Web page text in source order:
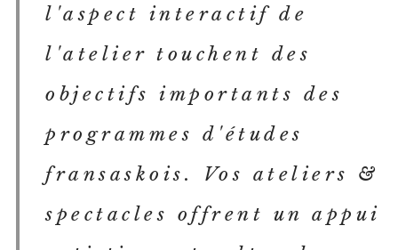
l'aspect interactif de
l'atelier touchent des
objectifs importants des
programmes d'études
fransaskois. Vos ateliers &
spectacles offrent un appui